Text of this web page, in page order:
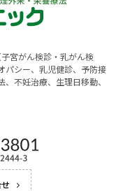
宮がん検診・乳がん検
パシー、乳児健診、予防接
不妊治療、生理日移動、